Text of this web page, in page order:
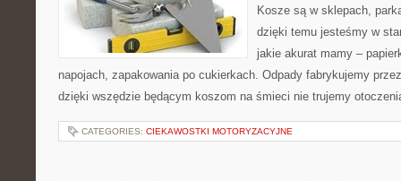
Kosze są w sklepach,
dzięki temu jesteśmy w
jakie akurat mamy –
napojach, zapakowania po cukierkach. Odpady fabrykujemy
dzięki wszędzie będącym koszom na śmieci nie trujemy
CATEGORIES: CIEKAWOSTKI MOTORYZACYJNE